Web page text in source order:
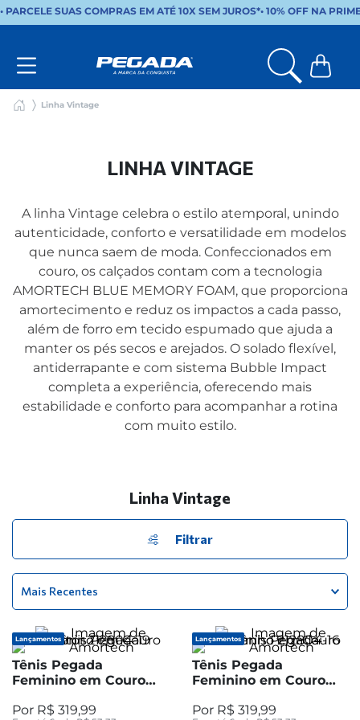
• PARCELE SUAS COMPRAS EM ATÉ 10X SEM JUROS*• 10% OFF NA
Linha Vintage
LINHA VINTAGE
A linha Vintage celebra o estilo atemporal, unindo
autenticidade, conforto e versatilidade em modelos
que nunca saem de moda. Confeccionados em
couro, os calçados contam com a tecnologia
AMORTECH BLUE MEMORY FOAM, que proporciona
amortecimento e reduz os impactos a cada passo,
além de forro em tecido espumado que ajuda a
manter os pés secos e arejados. O solado flexível,
antiderrapante e com sistema Bubble Impact
completa a experiência, oferecendo mais
estabilidade e conforto para acompanhar a rotina
com muito estilo.
Linha Vintage
Filtrar
Mais Recentes
Lançamentos
Tênis Pegada
Feminino em Couro
R$ 319,99
Lançamentos
Tênis Pegada
Feminino em Couro
R$ 319,99